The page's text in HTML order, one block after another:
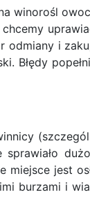
winorośl
i
Błędy
jest
burzami i